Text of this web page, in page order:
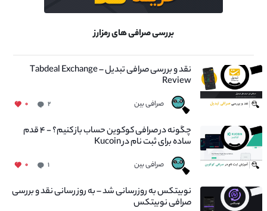
بررسی صرافی های رمزارز
نقد و بررسی صرافی تبدیل – Tabdeal Exchange
Review
صرافی بین ۲ ۰
چگونه در صرافی کوکوین حساب باز کنیم؟ - ۴ قدم
ساده برای ثبت نام در Kucoin
صرافی بین ۱ ۰
نوبیتکس به روزرسانی شد – به روز رسانی نقد و بررسی
صرافی نوبیتکس